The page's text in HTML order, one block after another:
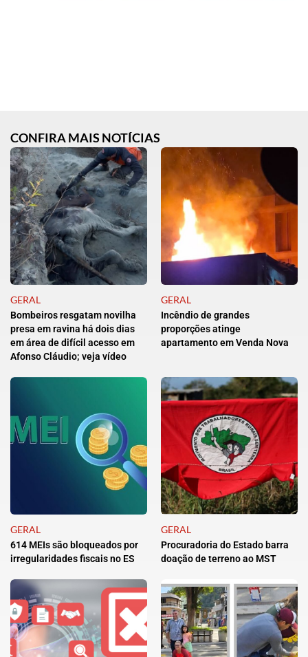
CONFIRA MAIS NOTÍCIAS
GERAL
Bombeiros resgatam novilha
presa em ravina há dois dias
em área de difícil acesso em
Afonso Cláudio; veja vídeo
GERAL
Incêndio de grandes
proporções atinge
apartamento em Venda Nova
GERAL
614 MEIs são bloqueados por
irregularidades fiscais no ES
GERAL
Procuradoria do Estado barra
doação de terreno ao MST